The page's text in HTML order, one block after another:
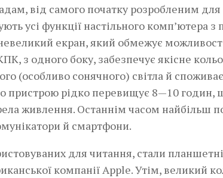
від самого­ початку розробленим
усі функції настільного комп’ютера
екран, який обмежує
з одного боку, забезпечує якісне
(особливо сонячного) світла й
пристрою рідко перевищує 8—10
живлення. Останнім часом найбільш
й смартфони.
для читання, стали
компанії Apple. Утім, великий